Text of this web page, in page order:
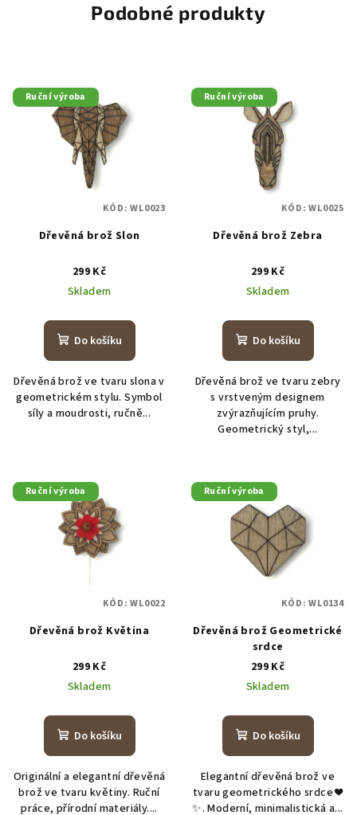
Podobné produkty
Ruční výroba
Dřevěná brož Slon
299 Kč
Skladem
Do košíku
Dřevěná brož ve tvaru slona v
geometrickém stylu. Symbol
síly a moudrosti, ručně...
KÓD:WL0023
Ruční výroba
Dřevěná brož Zebra
299 Kč
Skladem
Do košíku
Dřevěná brož ve tvaru zebry
s vrstveným designem
zvýrazňujícím pruhy.
Geometrický styl,...
KÓD:WL0025
Ruční výroba
Dřevěná brož Květina
299 Kč
Skladem
Do košíku
Originální a elegantní dřevěná
brož ve tvaru květiny. Ruční
práce, přírodní materiály....
KÓD:WL0022
Ruční výroba
Dřevěná brož Geometrické
srdce
299 Kč
Skladem
Do košíku
Elegantní dřevěná brož ve
tvaru geometrického srdce ❤️
✨. Moderní, minimalistická a...
KÓD:WL0134